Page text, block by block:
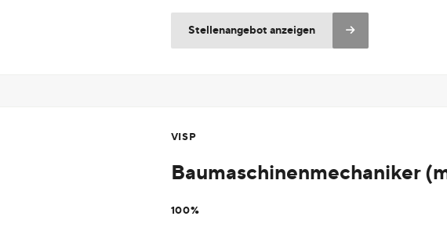
Stellenangebot anzeigen
VISP
Baumaschinenmechaniker
100%